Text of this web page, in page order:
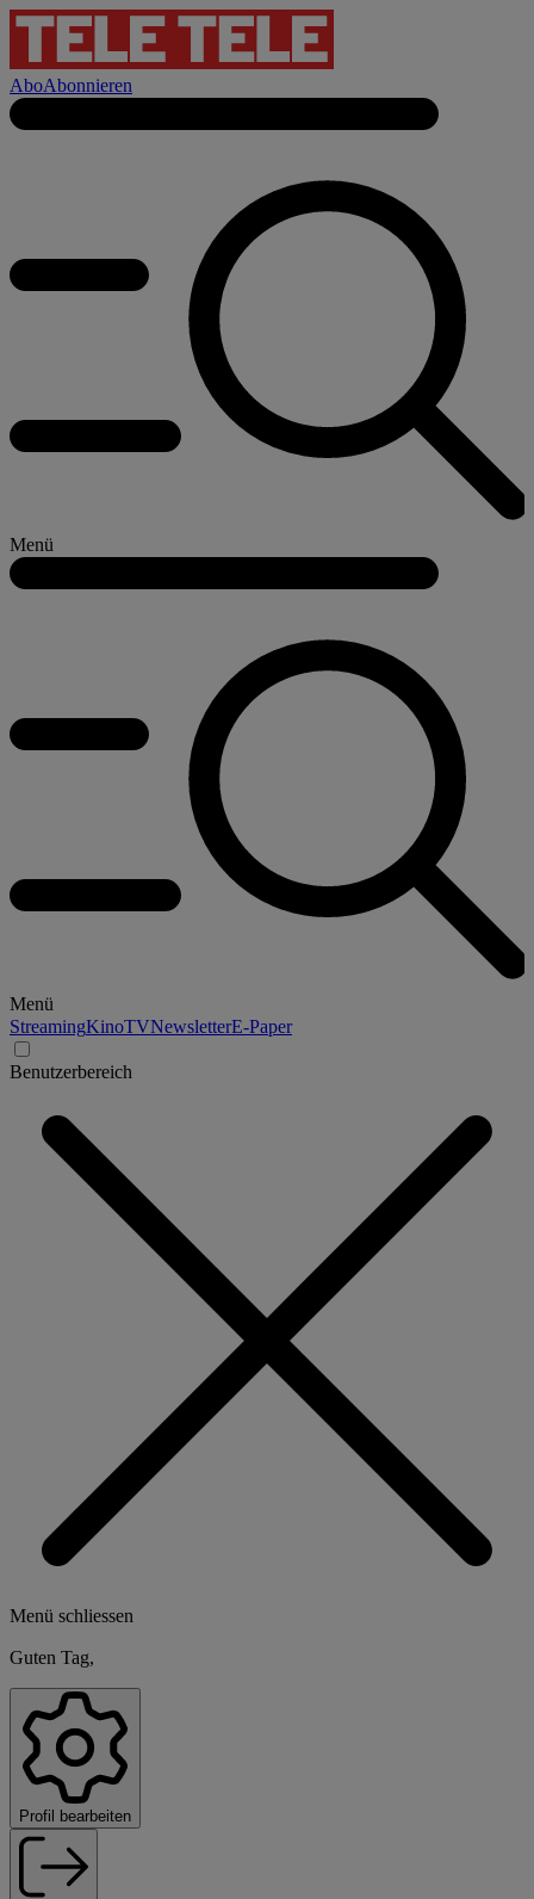
AboAbonnieren
Menü
Menü
StreamingKinoTVNewsletterE-Paper
Benutzerbereich
Menü schliessen
Guten Tag,
Profil bearbeiten